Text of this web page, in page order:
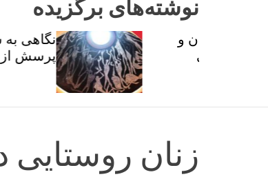
نوشته‌های برگزیده
نگاهی به سیمرغ
پرسش از حقوق
زنان